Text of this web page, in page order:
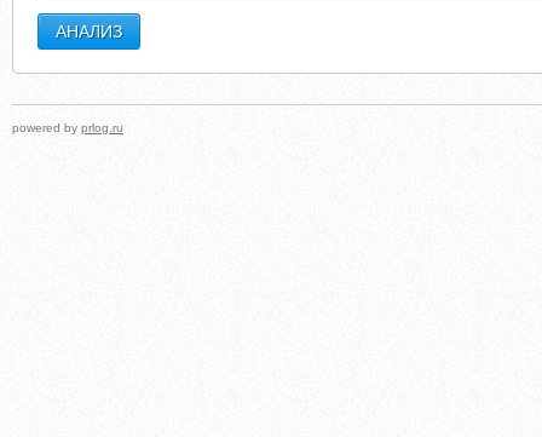
powered by prlog.ru